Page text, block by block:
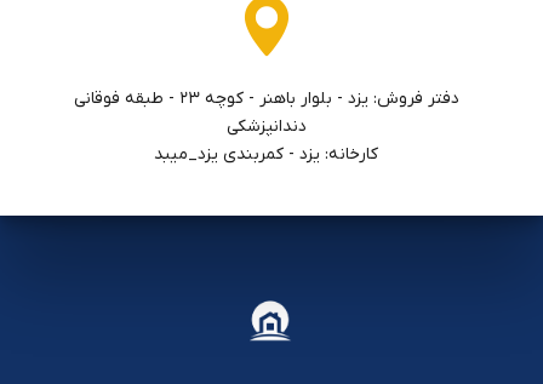
دفتر فروش: يزد - بلوار باهنر - كوچه ٢٣ - طبقه فوقاني
دندانپزشكي
کارخانه: یزد - کمربندی یزد_میبد